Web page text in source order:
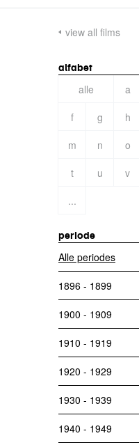
view all films
alfabet
alle a
f
g h
m
n o
t
u v
...
periode
Alle periodes
1896 - 1899
1900 - 1909
1910 - 1919
1920 - 1929
1930 - 1939
1940 - 1949